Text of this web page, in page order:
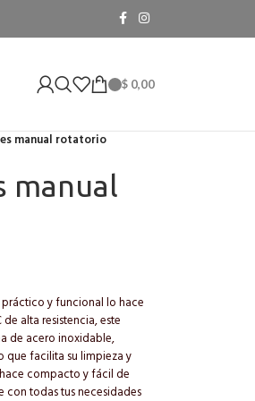
$ 0,00
manual rotatorio
manual
y funcional lo hace
alta resistencia, este
de acero inoxidable,
que facilita su limpieza y
compacto y fácil de
con todas tus necesidades